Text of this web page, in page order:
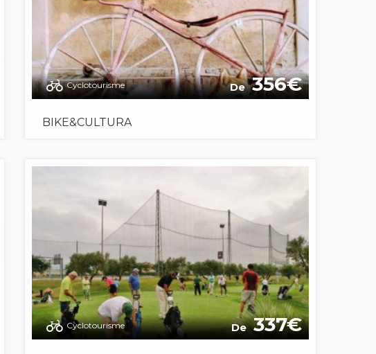
Cyclotourisme De 356
BIKE&CULTURA
Cyclotourisme De 337